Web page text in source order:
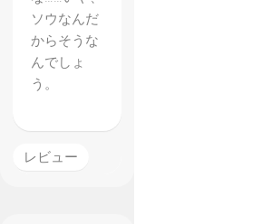
ソウなんだ
からそうな
んでしょ
う。
レビュー
【世界
樹の迷
宮5】